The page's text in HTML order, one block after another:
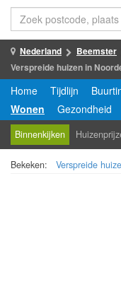
Nederland Beemster
Verspreide huizen in
Home Tijdlijn
Wonen
Gezondheid
Binnenkijken
Bekeken: Verspreide